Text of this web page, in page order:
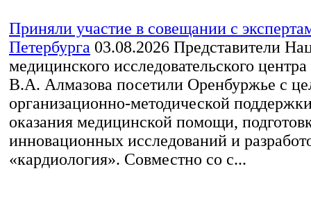
Приняли участие в совещании с
Петербурга 03.08.2026 Представители
медицинского исследовательского
В.А. Алмазова посетили Оренбуржье с
организационно-методической
оказания медицинской помощи,
инновационных исследований и
«кардиология». Совместно со с...